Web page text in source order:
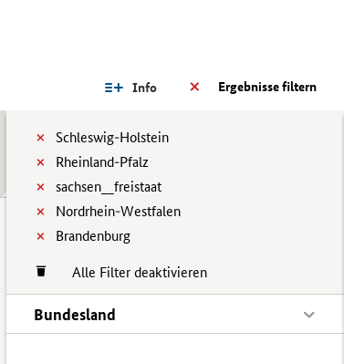
Ergebnisse filtern
Info
Schleswig-Holstein
Rheinland-Pfalz
sachsen__freistaat
Nordrhein-Westfalen
Brandenburg
Alle Filter deaktivieren
Bundesland